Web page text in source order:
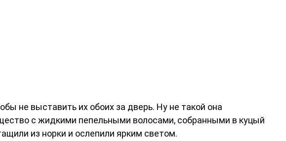
не выставить их обоих за дверь. Ну не такой она
с жидкими пепельными волосами, собранными в куцый
из норки и ослепили ярким светом.